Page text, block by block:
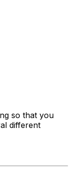
so that you
different